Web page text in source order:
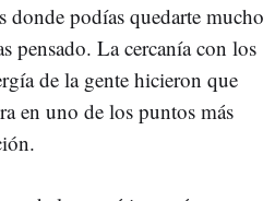
donde podías quedarte mucho
pensado. La cercanía con los
de la gente hicieron que
en uno de los puntos más